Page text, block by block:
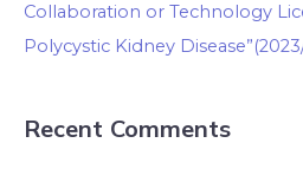
Collaboration or Technology
Polycystic Kidney
Recent Comments